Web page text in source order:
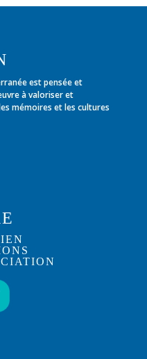
est pensée et
à valoriser et
mémoires et les cultures